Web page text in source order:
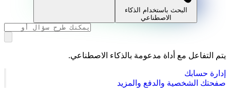
البحث باستخدام الذكاء
الاصطناعي
يتم التفاعل مع أداة مدعومة بالذكاء الاصطناعي.
إدارة حسابك
صفحتك الشخصية والدفع والمزيد